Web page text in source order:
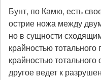
Бунт, по Камю, есть
острие ножа между
но в сущности
крайностью
крайностью
другое ведет к